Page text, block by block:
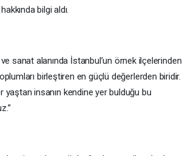
bilgi aldı.
sanat alanında İstanbul’un örnek ilçelerinden
birleştiren en güçlü değerlerden biridir.
insanın kendine yer bulduğu bu